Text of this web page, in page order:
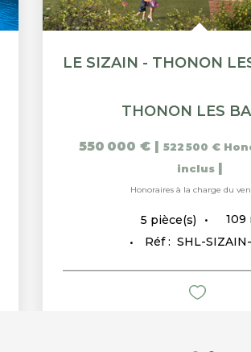
THONON LES
550 000 € | 522 500 €
inclus |
Honoraires à la charge du
5 pièce(s) 109
Réf : SHL-